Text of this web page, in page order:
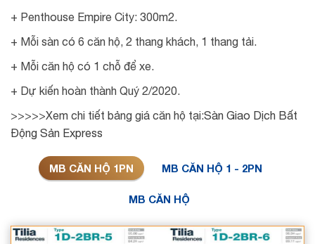
+ Penthouse Empire City: 300m2.
+ Mỗi sàn có 6 căn hộ, 2 thang khách, 1 thang tải.
+ Mỗi căn hộ có 1 chỗ để xe.
+ Dự kiến hoàn thành Quý 2/2020.
>>>>>Xem chi tiết bảng giá căn hộ tại:Sàn Giao Dịch Bất
Động Sản Express
MB CĂN HỘ 1PN MB CĂN HỘ 1 - 2PN
MB CĂN HỘ